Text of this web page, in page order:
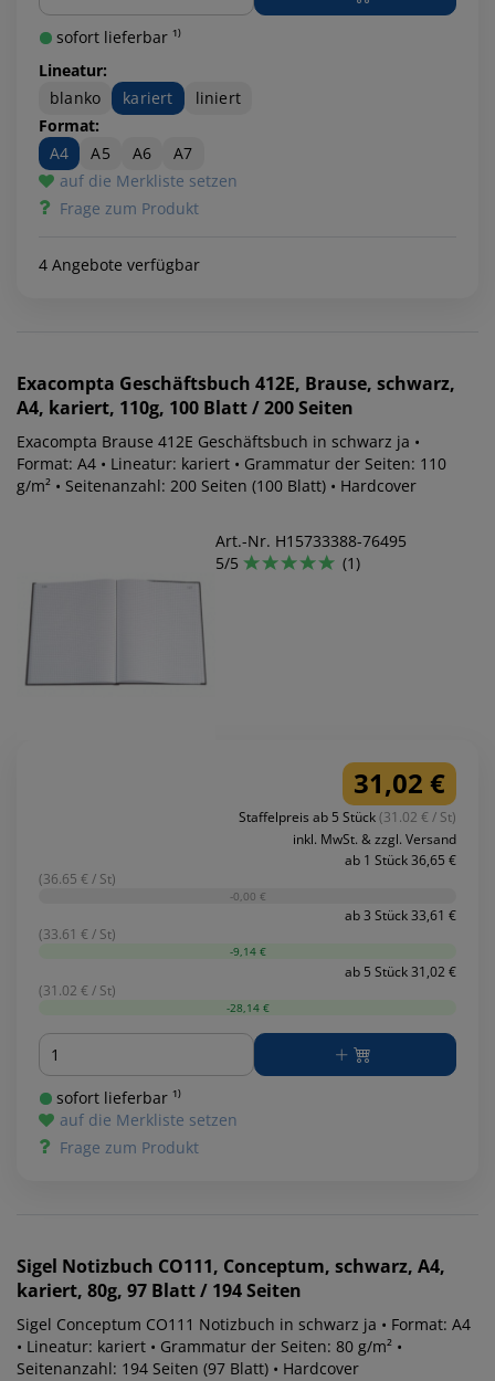
sofort lieferbar ¹⁾
Lineatur:
blanko
kariert
liniert
Format:
A4
A5 A6
A7
auf die Merkliste setzen
Frage zum Produkt
4 Angebote verfügbar
Exacompta Geschäftsbuch 412E, Brause, schwarz,
A4, kariert, 110g, 100 Blatt / 200 Seiten
Exacompta Brause 412E Geschäftsbuch in schwarz ja •
Format: A4 • Lineatur: kariert • Grammatur der Seiten: 110
g/m² • Seitenanzahl: 200 Seiten (100 Blatt) • Hardcover
Art.-Nr. H15733388-76495
5/5
(1)
31,02 €
Staffelpreis ab 5 Stück(31.02 € / St)
inkl. MwSt. & zzgl. Versand
ab 1 Stück 36,65 €
(36.65 € / St)
-0,00 €
ab 3 Stück 33,61 €
(33.61 € / St)
-9,14 €
ab 5 Stück 31,02 €
(31.02 € / St)
-28,14 €
Menge
sofort lieferbar ¹⁾
auf die Merkliste setzen
Frage zum Produkt
Sigel Notizbuch CO111, Conceptum, schwarz, A4,
kariert, 80g, 97 Blatt / 194 Seiten
Sigel Conceptum CO111 Notizbuch in schwarz ja • Format: A4
• Lineatur: kariert • Grammatur der Seiten: 80 g/m² •
Seitenanzahl: 194 Seiten (97 Blatt) • Hardcover